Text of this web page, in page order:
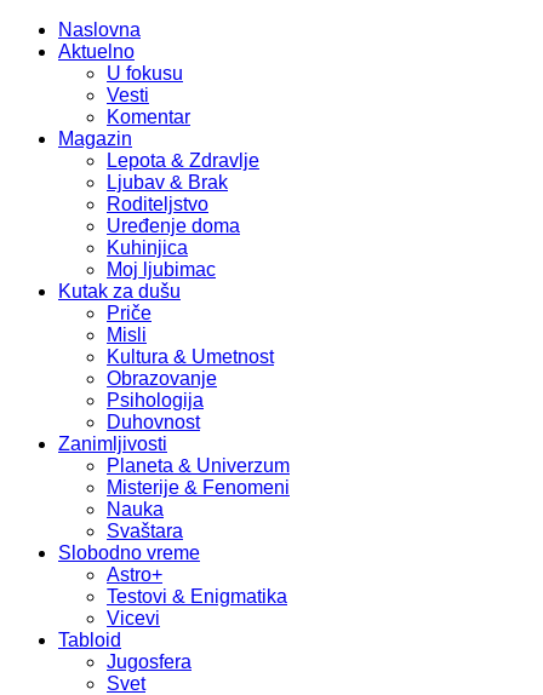
Naslovna
Aktuelno
U fokusu
Vesti
Komentar
Magazin
Lepota & Zdravlje
Ljubav & Brak
Roditeljstvo
Uređenje doma
Kuhinjica
Moj ljubimac
Kutak za dušu
Priče
Misli
Kultura & Umetnost
Obrazovanje
Psihologija
Duhovnost
Zanimljivosti
Planeta & Univerzum
Misterije & Fenomeni
Nauka
Svaštara
Slobodno vreme
Astro+
Testovi & Enigmatika
Vicevi
Tabloid
Jugosfera
Svet